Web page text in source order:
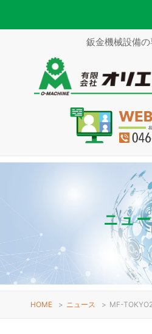
鈑金機械設備
ニュ
HOME > ニュース > MF-